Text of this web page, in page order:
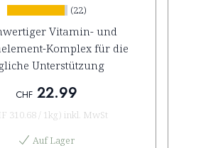
(22)
Vitamin- und
Komplex für die
Unterstützung
CHF 22.99
310.68 / 1kg) inkl. MwSt
Auf Lager